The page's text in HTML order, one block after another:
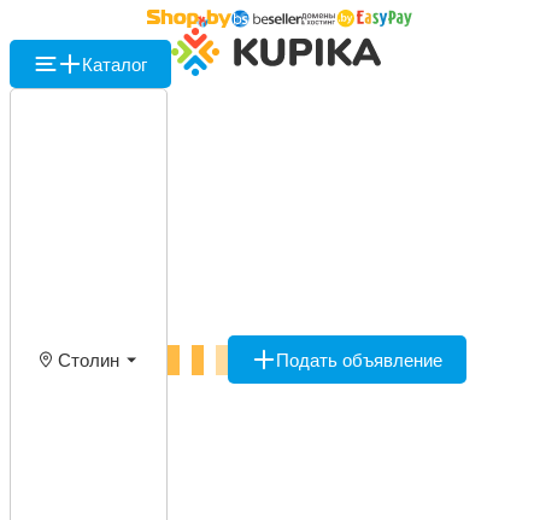
Каталог
Столин Подать объявление